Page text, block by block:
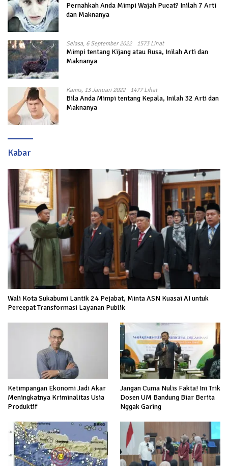
Pernahkah Anda Mimpi Wajah Pucat? Inilah 7 Arti
dan Maknanya
Selasa, 6 September 2022 1573 Lihat
Mimpi tentang Kijang atau Rusa, Inilah Arti dan
Maknanya
Kamis, 13 Januari 2022 1477 Lihat
Bila Anda Mimpi tentang Kepala, Inilah 32 Arti dan
Maknanya
Kabar
Wali Kota Sukabumi Lantik 24 Pejabat, Minta ASN Kuasai AI untuk
Percepat Transformasi Layanan Publik
Ketimpangan Ekonomi Jadi Akar
Meningkatnya Kriminalitas Usia
Produktif
Jangan Cuma Nulis Fakta! Ini Trik
Dosen UM Bandung Biar Berita
Nggak Garing